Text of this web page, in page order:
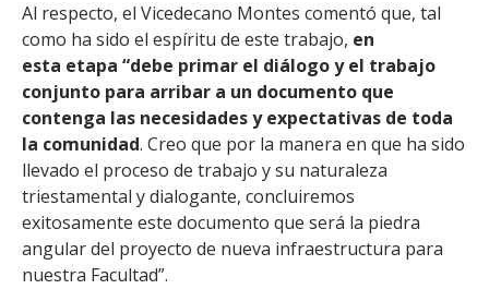
Al respecto, el Vicedecano Montes comentó que, tal
como ha sido el espíritu de este trabajo, en
esta etapa “debe primar el diálogo y el trabajo
conjunto para arribar a un documento que
contenga las necesidades y expectativas de toda
la comunidad. Creo que por la manera en que ha sido
llevado el proceso de trabajo y su naturaleza
triestamental y dialogante, concluiremos
exitosamente este documento que será la piedra
angular del proyecto de nueva infraestructura para
nuestra Facultad”.